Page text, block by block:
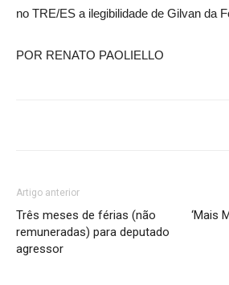
no TRE/ES a ilegibilidade de Gilvan da
POR RENATO PAOLIELLO
Artigo anterior
Três meses de férias (não
remuneradas) para deputado
agressor
‘Mais